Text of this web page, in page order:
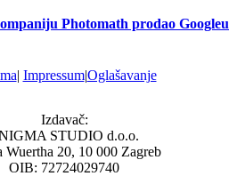
Photomath prodao Googleu
| Impressum|Oglašavanje
Izdavač:
STUDIO d.o.o.
Wuertha 20, 10 000 Zagreb
OIB: 72724029740